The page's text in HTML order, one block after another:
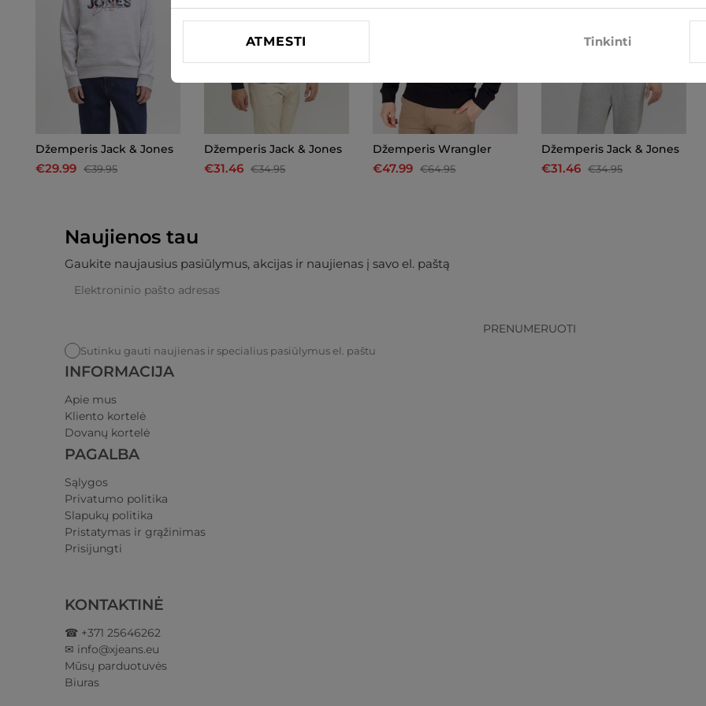
Džemperis Jack & Jones
€29.99 €39.95
Džemperis Jack & Jones
€31.46 €34.95
Džemperis Wrangler
€47.99 €64.95
Džemperis Jack & Jones
€31.46 €34.95
Naujienos tau
Gaukite naujausius pasiūlymus, akcijas ir naujienas į savo el. paštą
PRENUMERUOTI
Sutinku gauti naujienas ir specialius pasiūlymus el. paštu
INFORMACIJA
Apie mus
Kliento kortelė
Dovanų kortelė
PAGALBA
Sąlygos
Privatumo politika​
Slapukų politika
Pristatymas ir grąžinimas​
Prisijungti​
KONTAKTINĖ
☎ +371 25646262
✉ info@xjeans.eu
Mūsų parduotuvės
Biuras
ATMESTI Tinkinti